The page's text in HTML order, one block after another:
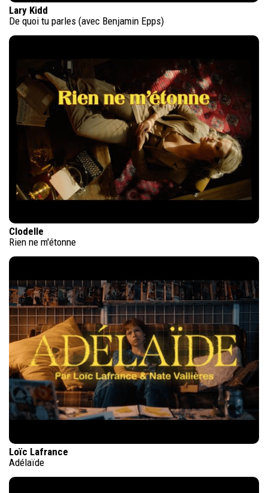
Lary Kidd
De quoi tu parles (avec Benjamin Epps)
Clodelle
Rien ne m'étonne
Loïc Lafrance
Adélaïde